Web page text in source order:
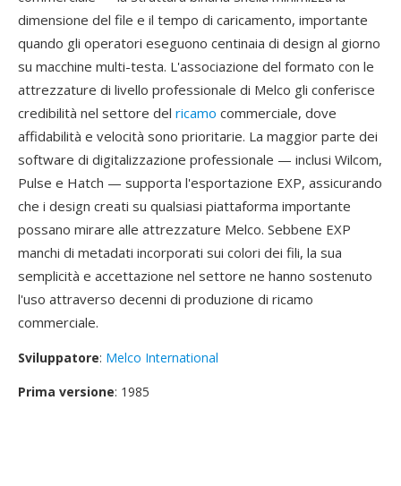
dimensione del file e il tempo di caricamento, importante
quando gli operatori eseguono centinaia di design al giorno
su macchine multi-testa. L'associazione del formato con le
attrezzature di livello professionale di Melco gli conferisce
credibilità nel settore del ricamo commerciale, dove
affidabilità e velocità sono prioritarie. La maggior parte dei
software di digitalizzazione professionale — inclusi Wilcom,
Pulse e Hatch — supporta l'esportazione EXP, assicurando
che i design creati su qualsiasi piattaforma importante
possano mirare alle attrezzature Melco. Sebbene EXP
manchi di metadati incorporati sui colori dei fili, la sua
semplicità e accettazione nel settore ne hanno sostenuto
l'uso attraverso decenni di produzione di ricamo
commerciale.
Sviluppatore: Melco International
Prima versione: 1985